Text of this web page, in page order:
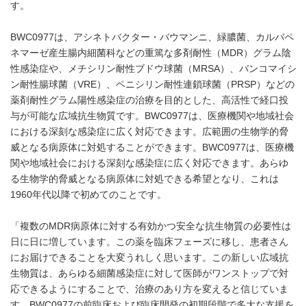
す。
BWC0977は、アシネトバクター・バウマンニ、緑膿菌、カルバペ
ネマーゼ産生腸内細菌科などの重篤な多剤耐性（MDR）グラム陰
性感染症や、メチシリン耐性ブドウ球菌（MRSA）、バンコマイシ
ン耐性腸球菌（VRE）、ペニシリン耐性連鎖球菌（PRSP）などの
薬剤耐性グラム陽性感染症の治療を目的とした、高活性で経口投
与が可能な広域抗生物質です。BWC0977は、医療機関や地域社会
における深刻な感染症に広く対応できます。広範囲の生物学的脅
威となる病原体に対処することができます。BWC0977は、医療機
関や地域社会における深刻な感染症に広く対応できます。あらゆ
る生物学的脅威となる病原体に対処できる希望となり、これは
1960年代以降で初めてのことです。
「複数のMDR病原体に対する有効かつ安全な抗生物質の必要性は
日に日に増しています。この薬を臨床フェーズに移し、患者さん
にお届けできることを大変うれしく思います。この新しい広域抗
生物質は、あらゆる細菌感染症に対して医師がワンストップで対
応できるようにすることで、治療のあり方を変えると信じていま